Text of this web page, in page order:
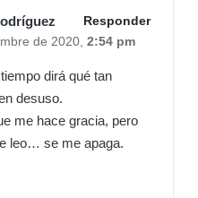
Responder
de 2020, 2:54 pm
dirá qué tan
desuso.
me hace gracia, pero
leo… se me apaga.